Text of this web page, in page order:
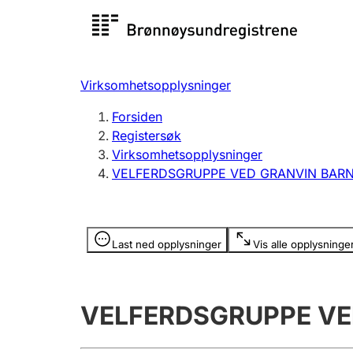
Registersøk
Registrere, endre, slette
Virksomhetsopplysninger
Forsiden
Registersøk
Virksomhetsopplysninger
VELFERDSGRUPPE VED GRANVIN
Last ned opplysninger Vis alle
Opplysninger er skjult
VELFERDSGRUPPE